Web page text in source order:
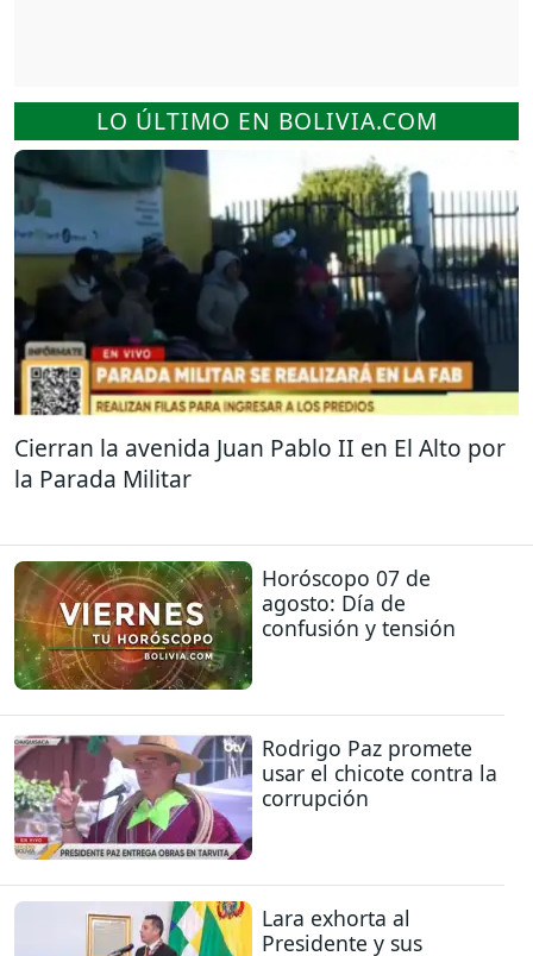
LO ÚLTIMO EN BOLIVIA.COM
Cierran la avenida Juan Pablo II en El Alto por
la Parada Militar
Horóscopo 07 de
agosto: Día de
confusión y tensión
Rodrigo Paz promete
usar el chicote contra la
corrupción
Lara exhorta al
Presidente y sus